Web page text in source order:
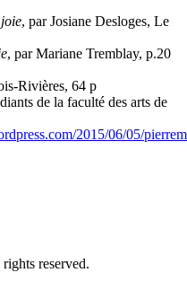
, par Josiane Desloges, Le
, par Mariane Tremblay, p.20
Rivières, 64 p
de la faculté des arts de
2015/06/05/
reserved.